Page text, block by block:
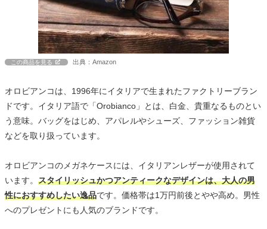
この商品を見る 出典：Amazon
オロビアンコは、1996年にイタリアで生まれたファクトリーブラン
ドです。イタリア語で「Orobianco」とは、白金、貴重なるものとい
う意味。バッグをはじめ、アパレルやシューズ、ファッション雑貨
などを取り扱っています。
オロビアンコのメガネケースには、イタリアンレザーが使用されて
います。 スタイリッシュかつアンティークなデザインは、大人の男
性におすすめしたい逸品です。価格帯は1万円前後とやや高め。男性
へのプレゼントにも人気のブランドです。